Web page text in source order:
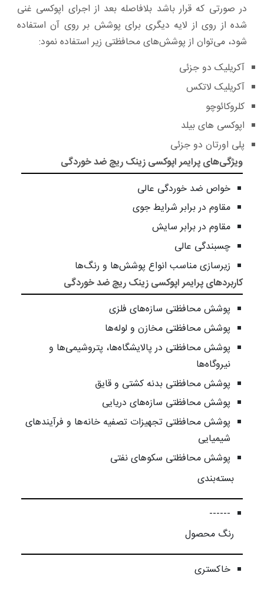
در صورتی که قرار باشد بلافاصله بعد از اجرای اپوکسی غنی
شده از روی از لایه دیگری برای پوشش بر روی آن استفاده
شود، می‌توان از پوشش‌های محافظتی زیر استفاده نمود:
آکریلیک دو جزئی
آکریلیک لاتکس
کلروکائوچو
اپوکسی ‌های بیلد
پلی اورتان دو جزئی
ویژگی‌های پرایمر اپوکسی زینک ریچ ضد خوردگی
خواص ضد خوردگی عالی
مقاوم در برابر شرایط جوی
مقاوم در برابر سایش
چسبندگی عالی
زیرسازی مناسب انواع پوشش‌ها و رنگ‌ها
کاربردهای پرایمر اپوکسی زینک ریچ ضد خوردگی
پوشش محافظتی سازه‌های فلزی
پوشش محافظتی مخازن و لوله‌ها
پوشش محافظتی در پالایشگاه‌ها، پتروشیمی‌ها و
نیروگاه‌ها
پوشش محافظتی بدنه کشتی و قایق
پوشش محافظتی سازه‌های دریایی
پوشش محافظتی تجهیزات تصفیه خانه‌ها و فرآیندهای
شیمیایی
پوشش محافظتی سکوهای نفتی
بسته‌بندی
------
رنگ محصول
خاکستری